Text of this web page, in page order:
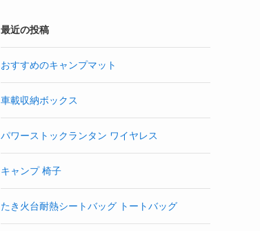
最近の投稿
おすすめのキャンプマット
車載収納ボックス
パワーストックランタン ワイヤレス
キャンプ 椅子
たき火台耐熱シートバッグ トートバッグ